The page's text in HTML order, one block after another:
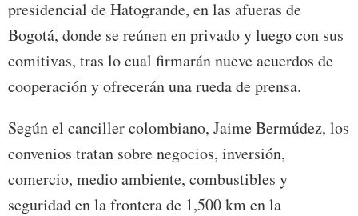
presidencial de Hatogrande, en las afueras de
Bogotá, donde se reúnen en privado y luego con sus
comitivas, tras lo cual firmarán nueve acuerdos de
cooperación y ofrecerán una rueda de prensa.
Según el canciller colombiano, Jaime Bermúdez, los
convenios tratan sobre negocios, inversión,
comercio, medio ambiente, combustibles y
seguridad en la frontera de 1,500 km en la